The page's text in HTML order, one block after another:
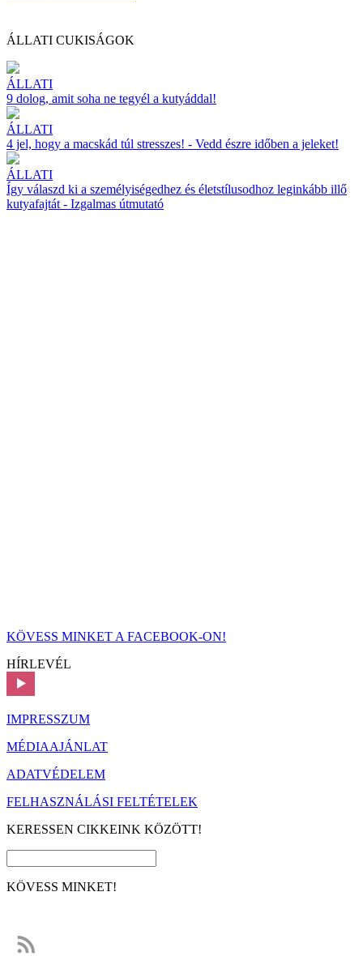
ÁLLATI CUKISÁGOK
ÁLLATI
9 dolog, amit soha ne tegyél a kutyáddal!
ÁLLATI
4 jel, hogy a macskád túl stresszes! - Vedd észre időben a jeleket!
ÁLLATI
Így válaszd ki a személyiségedhez és életstílusodhoz leginkább illő
kutyafajtát - Izgalmas útmutató
KÖVESS MINKET A FACEBOOK-ON!
HÍRLEVÉL
IMPRESSZUM
MÉDIAAJÁNLAT
ADATVÉDELEM
FELHASZNÁLÁSI FELTÉTELEK
KERESSEN CIKKEINK KÖZÖTT!
KÖVESS MINKET!